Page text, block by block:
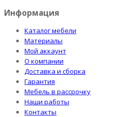
Информация
Каталог мебели
Материалы
Мой аккаунт
О компании
Доставка и сборка
Гарантия
Мебель в рассрочку
Наши работы
Контакты